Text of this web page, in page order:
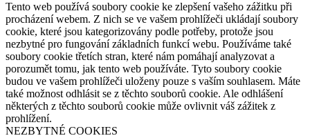
Tento web používá soubory cookie ke zlepšení vašeho zážitku při
procházení webem. Z nich se ve vašem prohlížeči ukládají soubory
cookie, které jsou kategorizovány podle potřeby, protože jsou
nezbytné pro fungování základních funkcí webu. Používáme také
soubory cookie třetích stran, které nám pomáhají analyzovat a
porozumět tomu, jak tento web používáte. Tyto soubory cookie
budou ve vašem prohlížeči uloženy pouze s vaším souhlasem. Máte
také možnost odhlásit se z těchto souborů cookie. Ale odhlášení
některých z těchto souborů cookie může ovlivnit váš zážitek z
prohlížení.
NEZBYTNÉ COOKIES